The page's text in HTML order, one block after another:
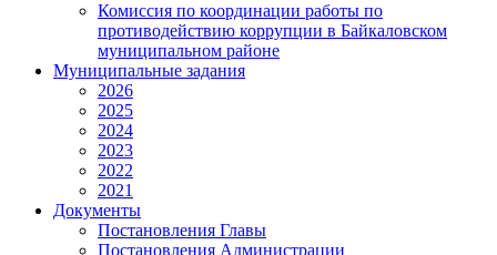
Комиссия по координации работы по
противодействию коррупции в Байкаловском
муниципальном районе
Муниципальные задания
2026
2025
2024
2023
2022
2021
Документы
Постановления Главы
Постановления Администрации